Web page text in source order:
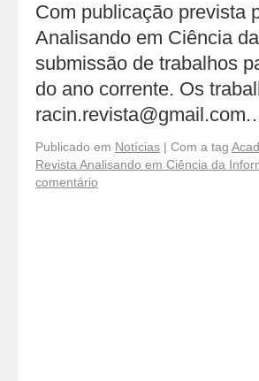
Com publicação prevista
Analisando em Ciência
submissão de trabalhos
do ano corrente. Os
Publicado em Notícias | Com a tag
Revista Analisando em Ciência da
comentário